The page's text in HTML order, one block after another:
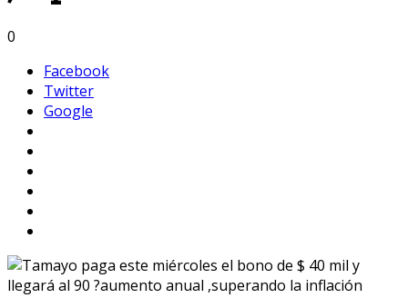
0
Facebook
Twitter
Google